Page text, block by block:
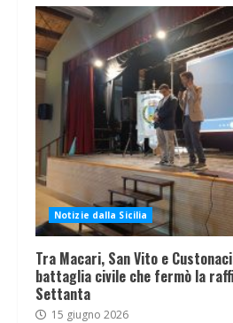
Notizie dalla Sicilia
Tra Macari, San Vito e
battaglia civile che fermò la
Settanta
15 giugno 2026